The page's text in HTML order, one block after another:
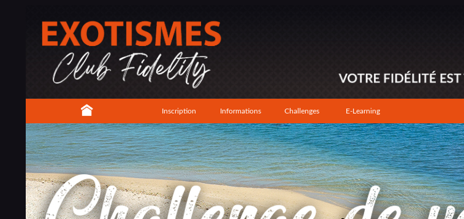
Inscription Informations Challenges E-Learning